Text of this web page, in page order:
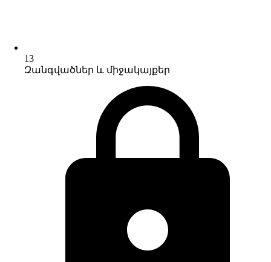
13
Զանգվածներ և միջակայքեր